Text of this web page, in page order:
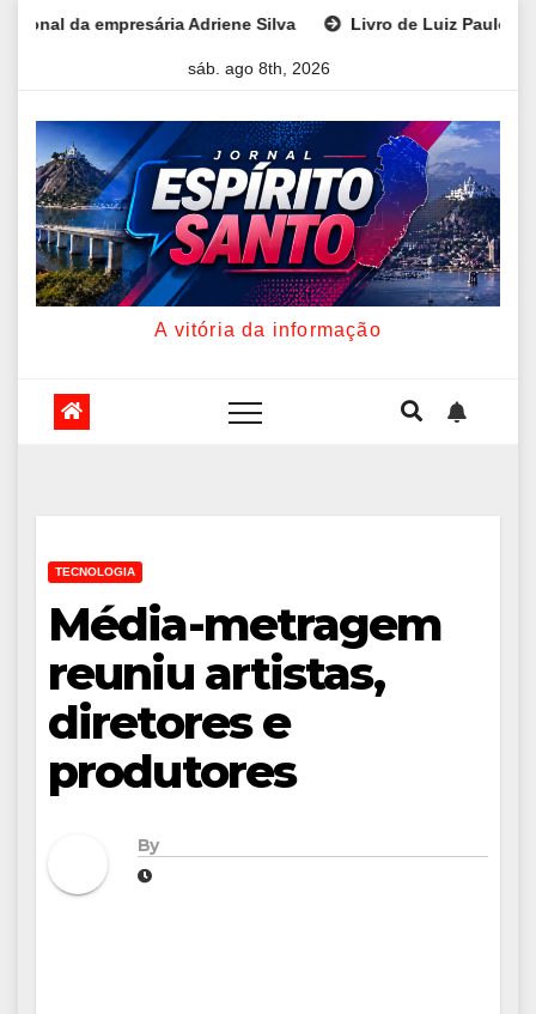
Livro de Luiz Paulo Foggetti discute os desafios de
sáb. ago 8th, 2026
A vitória da informação
TECNOLOGIA
Média-metragem
reuniu artistas,
diretores e
produtores
By